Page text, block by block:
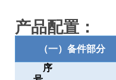
产品配置：
（一）备件部分
序